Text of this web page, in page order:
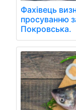
Фахівець
просуванню
Покровська.